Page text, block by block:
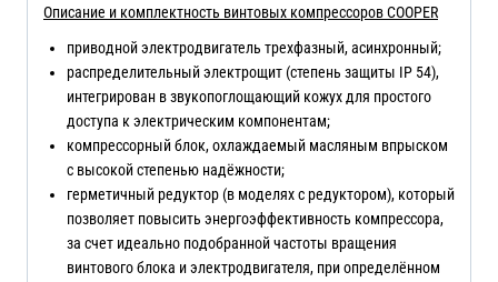
Описание и комплектность винтовых компрессоров COOPER
приводной электродвигатель трехфазный, асинхронный;
распределительный электрощит (степень защиты IP 54),
интегрирован в звукопоглощающий кожух для простого
доступа к электрическим компонентам;
компрессорный блок, охлаждаемый масляным впрыском
с высокой степенью надёжности;
герметичный редуктор (в моделях с редуктором), который
позволяет повысить энергоэффективность компрессора,
за счет идеально подобранной частоты вращения
винтового блока и электродвигателя, при определённом